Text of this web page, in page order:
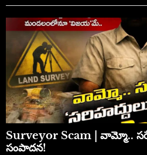
​Surveyor Scam | వామ్మో..
సంపాదన!